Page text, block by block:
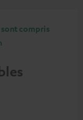
sont compris